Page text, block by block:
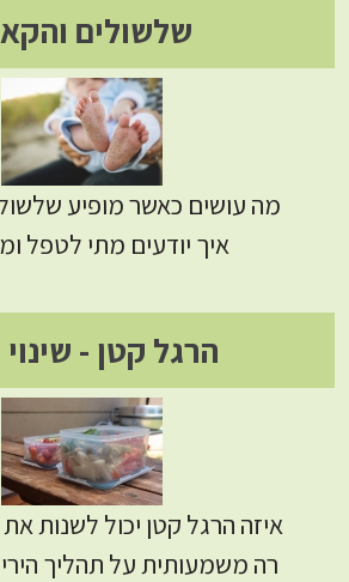
שלשולים
מה עושים כאשר מופיע
איך יודעים מתי לטפל
הרגל קטן - שינוי
איזה הרגל קטן יכול לשנות
רה משמעותית על תהליך